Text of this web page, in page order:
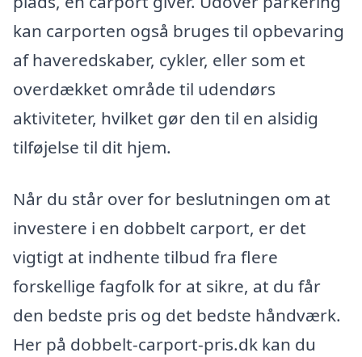
kan carporten også bruges til opbevaring
af haveredskaber, cykler, eller som et
overdækket område til udendørs
aktiviteter, hvilket gør den til en alsidig
tilføjelse til dit hjem.
Når du står over for beslutningen om at
investere i en dobbelt carport, er det
vigtigt at indhente tilbud fra flere
forskellige fagfolk for at sikre, at du får
den bedste pris og det bedste håndværk.
Her på dobbelt-carport-pris.dk kan du